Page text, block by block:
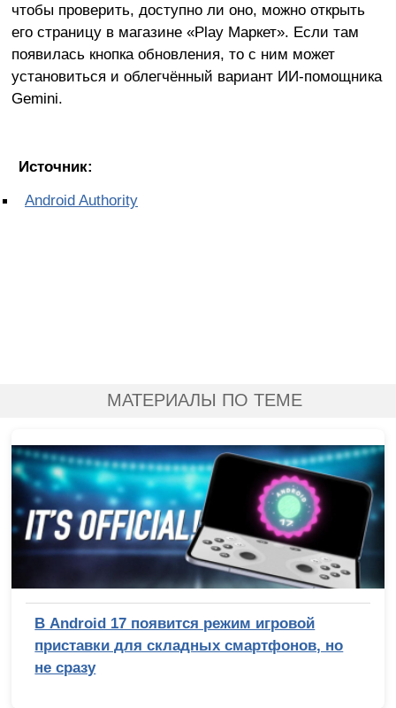
чтобы проверить, доступно ли оно, можно открыть
его страницу в магазине «Play Маркет». Если там
появилась кнопка обновления, то с ним может
установиться и облегчённый вариант ИИ-помощника
Gemini.
Источник:
Android Authority
МАТЕРИАЛЫ ПО ТЕМЕ
В Android 17 появится режим игровой
приставки для складных смартфонов, но
не сразу